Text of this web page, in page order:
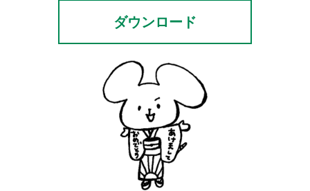
ダウンロード